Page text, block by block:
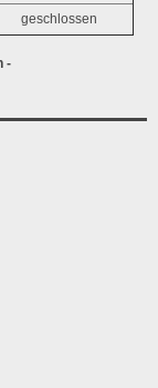
geschlossen
-